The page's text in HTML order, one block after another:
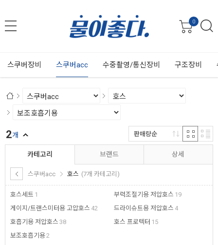
0
스쿠버장비 스쿠버acc 수중촬영/통신장비 구조장비
카테고리
스쿠버acc 호스 (7개 카테고리)
호스세트 1
게이지/트랜스미터용 고압호스 42
호흡기용 저압호스 38
보조호흡기용2
부력조절기용 저압호스 19
드라이슈트용 저압호스 4
호스 프로텍터 15
브랜드 상세
2개 판매량순